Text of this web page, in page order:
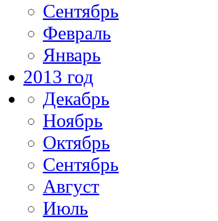
Сентябрь
Февраль
Январь
2013 год
Декабрь
Ноябрь
Октябрь
Сентябрь
Август
Июль